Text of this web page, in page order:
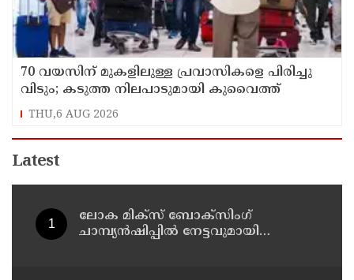
70 വയസിന് മുകളിലുള്ള പ്രവാസികളെ പിരിച്ചു
വിടും; കടുത്ത നിലപാടുമായി കുവൈത്ത്
THU,6 AUG 2026
Latest
ലോക മിക്സ് ബോക്സിംഗ്
ചാമ്പ്യൻഷിപ്പിൽ നേട്ടവുമായി